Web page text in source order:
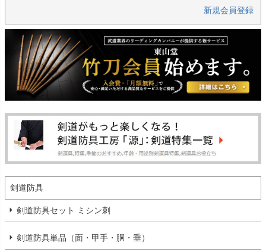
新規会員登録
剣道防具
剣道防具セット ミシン刺
剣道防具単品（面・甲手・胴・垂）